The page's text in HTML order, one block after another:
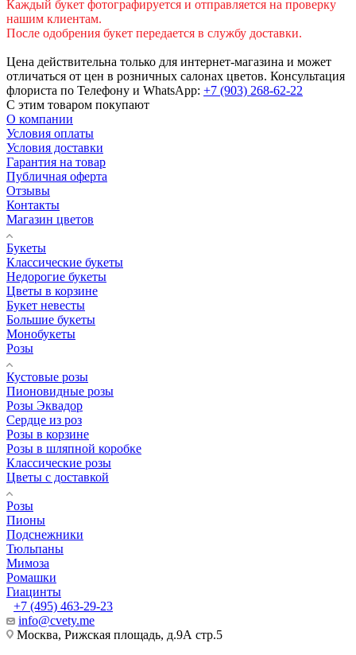
Каждый букет фотографируется и отправляется на проверку
нашим клиентам.
После одобрения букет передается в службу доставки.
Цена действительна только для интернет-магазина и может
отличаться от цен в розничных салонах цветов. Консультация
флориста по Телефону и WhatsApp: +7 (903) 268-62-22
С этим товаром покупают
О компании
Условия оплаты
Условия доставки
Гарантия на товар
Публичная оферта
Отзывы
Контакты
Магазин цветов
Букеты
Классические букеты
Недорогие букеты
Цветы в корзине
Букет невесты
Большие букеты
Монобукеты
Розы
Кустовые розы
Пионовидные розы
Розы Эквадор
Сердце из роз
Розы в корзине
Розы в шляпной коробке
Классические розы
Цветы с доставкой
Розы
Пионы
Подснежники
Тюльпаны
Мимоза
Ромашки
Гиацинты
+7 (495) 463-29-23
info@cvety.me
Москва, Рижская площадь, д.9А стр.5